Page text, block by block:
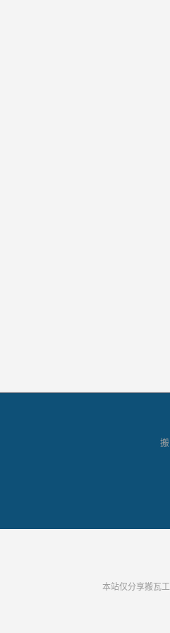
本站仅分享搬瓦